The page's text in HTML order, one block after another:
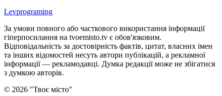
Levprograming
За умови повного або часткового використання iнформацiї
гіперпосилання на tvoemisto.tv є обов'язковим.
Відповідальність за достовірність фактів, цитат, власних імен
та інших відомостей несуть автори публікацій, а рекламної
інформації — рекламодавці. Думка редакцiї може не збiгатися
з думкою авторiв.
© 2026 "Твоє місто"